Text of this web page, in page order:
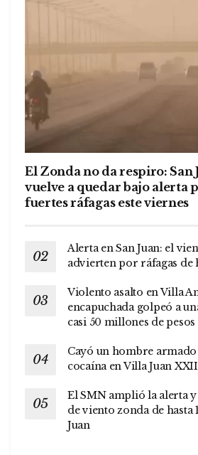
El Zonda no da respiro: San
vuelve a quedar bajo alerta
fuertes ráfagas este viernes
Alerta en San Juan: el
advierten por ráfagas de
Violento asalto en Villa
encapuchada golpeó a
casi 50 millones de pesos
Cayó un hombre
cocaína en Villa Juan
El SMN amplió la alerta
de viento zonda de hasta
Juan